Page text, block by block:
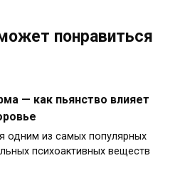
понравиться
— как пьянство влияет
одним из самых популярных
психоактивных веществ